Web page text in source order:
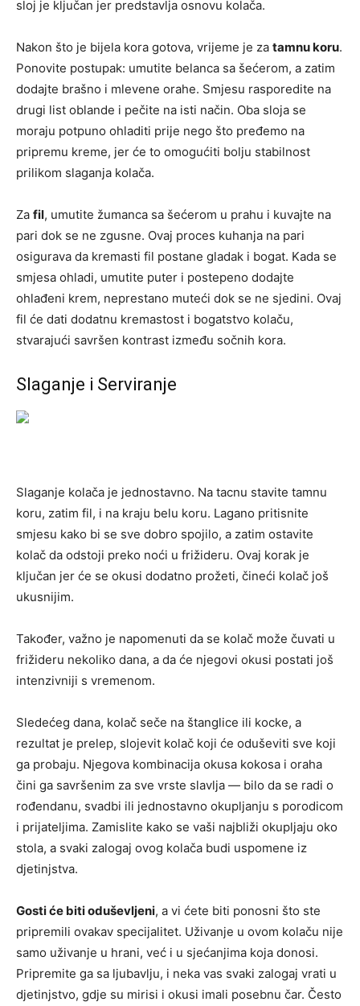
sloj je ključan jer predstavlja osnovu kolača.
Nakon što je bijela kora gotova, vrijeme je za tamnu koru.
Ponovite postupak: umutite belanca sa šećerom, a zatim
dodajte brašno i mlevene orahe. Smjesu rasporedite na
drugi list oblande i pečite na isti način. Oba sloja se
moraju potpuno ohladiti prije nego što pređemo na
pripremu kreme, jer će to omogućiti bolju stabilnost
prilikom slaganja kolača.
Za fil, umutite žumanca sa šećerom u prahu i kuvajte na
pari dok se ne zgusne. Ovaj proces kuhanja na pari
osigurava da kremasti fil postane gladak i bogat. Kada se
smjesa ohladi, umutite puter i postepeno dodajte
ohlađeni krem, neprestano muteći dok se ne sjedini. Ovaj
fil će dati dodatnu kremastost i bogatstvo kolaču,
stvarajući savršen kontrast između sočnih kora.
Slaganje i Serviranje
Slaganje kolača je jednostavno. Na tacnu stavite tamnu
koru, zatim fil, i na kraju belu koru. Lagano pritisnite
smjesu kako bi se sve dobro spojilo, a zatim ostavite
kolač da odstoji preko noći u frižideru. Ovaj korak je
ključan jer će se okusi dodatno prožeti, čineći kolač još
ukusnijim.
Također, važno je napomenuti da se kolač može čuvati u
frižideru nekoliko dana, a da će njegovi okusi postati još
intenzivniji s vremenom.
Sledećeg dana, kolač seče na štanglice ili kocke, a
rezultat je prelep, slojevit kolač koji će oduševiti sve koji
ga probaju. Njegova kombinacija okusa kokosa i oraha
čini ga savršenim za sve vrste slavlja — bilo da se radi o
rođendanu, svadbi ili jednostavno okupljanju s porodicom
i prijateljima. Zamislite kako se vaši najbliži okupljaju oko
stola, a svaki zalogaj ovog kolača budi uspomene iz
djetinjstva.
Gosti će biti oduševljeni, a vi ćete biti ponosni što ste
pripremili ovakav specijalitet. Uživanje u ovom kolaču nije
samo uživanje u hrani, već i u sjećanjima koja donosi.
Pripremite ga sa ljubavlju, i neka vas svaki zalogaj vrati u
djetinjstvo, gdje su mirisi i okusi imali posebnu čar. Često